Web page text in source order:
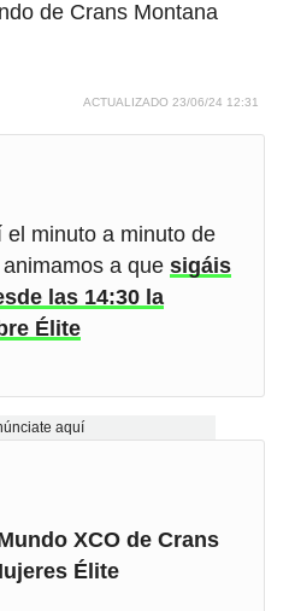
de Crans Montana
ACTUALIZADO 23/06/24 12:31
el minuto a minuto de
a que sigáis
las 14:30 la
Élite
aquí
XCO de Crans
Élite